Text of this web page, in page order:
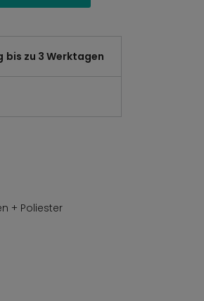
bis zu 3 Werktagen
+ Poliester